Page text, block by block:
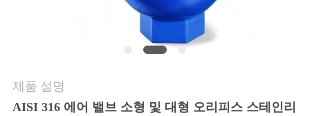
용
문
제품 설명
AISI 316 에어 밸브 소형 및 대형 오리피스 스테인리